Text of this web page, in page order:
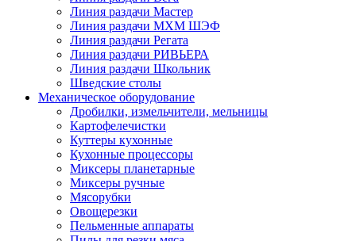
Линия раздачи Мастер
Линия раздачи МХМ ШЭФ
Линия раздачи Регата
Линия раздачи РИВЬЕРА
Линия раздачи Школьник
Шведские столы
Механическое оборудование
Дробилки, измельчители, мельницы
Картофелечистки
Куттеры кухонные
Кухонные процессоры
Миксеры планетарные
Миксеры ручные
Мясорубки
Овощерезки
Пельменные аппараты